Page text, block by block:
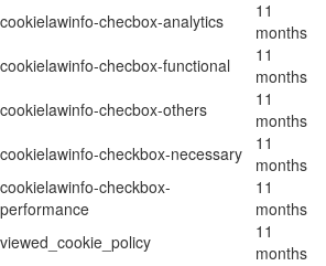
cookielawinfo-checbox-analytics
11
months
cookielawinfo-checbox-functional
11
months
cookielawinfo-checbox-others
11
months
cookielawinfo-checkbox-necessary
11
months
cookielawinfo-checkbox-
performance
11
months
viewed_cookie_policy
11
months